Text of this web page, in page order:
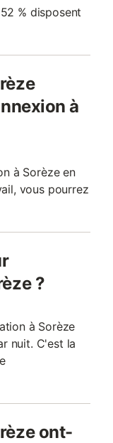
% disposent
à
à Sorèze en
vous pourrez
?
à Sorèze
nuit. C'est la
ont-